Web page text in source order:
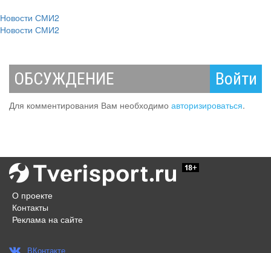
Новости СМИ2
Новости СМИ2
ОБСУЖДЕНИЕ Войти
Для комментирования Вам необходимо авторизироваться.
О проекте
Контакты
Реклама на сайте
ВКонтакте